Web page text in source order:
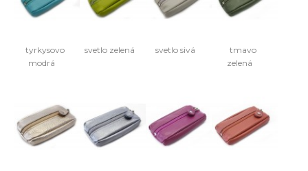
tyrkysovo
modrá
svetlo zelená svetlo sivá
tmavo
zelená